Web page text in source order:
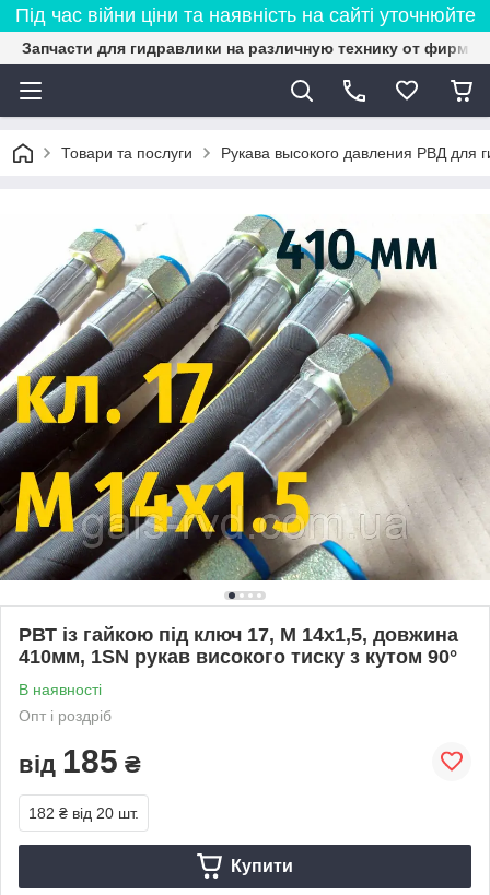
Під час війни ціни та наявність на сайті уточнюйте
Запчасти для гидравлики на различную технику от фирмы
Товари та послуги Рукава высокого давления РВД для
РВТ із гайкою під ключ 17, М 14х1,5, довжина
410мм, 1SN рукав високого тиску з кутом 90°
В наявності
Опт і роздріб
від 185 ₴
182 ₴ від 20 шт.
Купити